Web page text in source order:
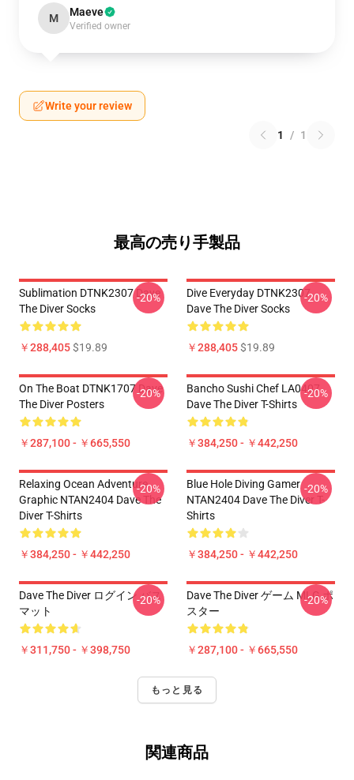
M Maeve
Verified owner
Write your review
1 / 1
最高の売り手製品
Sublimation DTNK2307 Dave
The Diver Socks
￥288,405$19.89
-20%
Dive Everyday DTNK2307
Dave The Diver Socks
￥288,405$19.89
-20%
On The Boat DTNK1707 Dave
The Diver Posters
￥287,100 - ￥665,550
-20%
Bancho Sushi Chef LA0407
Dave The Diver T-Shirts
￥384,250 - ￥442,250
-20%
Relaxing Ocean Adventure
Graphic NTAN2404 Dave The
Diver T-Shirts
￥384,250 - ￥442,250
-20%
Blue Hole Diving Gamer
NTAN2404 Dave The Diver T-
Shirts
￥384,250 - ￥442,250
-20%
Dave The Diver ログイン バス
マット
￥311,750 - ￥398,750
-20%
Dave The Diver ゲーム MLG ポ
スター
￥287,100 - ￥665,550
-20%
もっと見る
関連商品